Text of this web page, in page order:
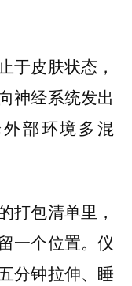
于皮肤状态，
神经系统发出
部环境多混
打包清单里，
一个位置。仪
分钟拉伸、睡